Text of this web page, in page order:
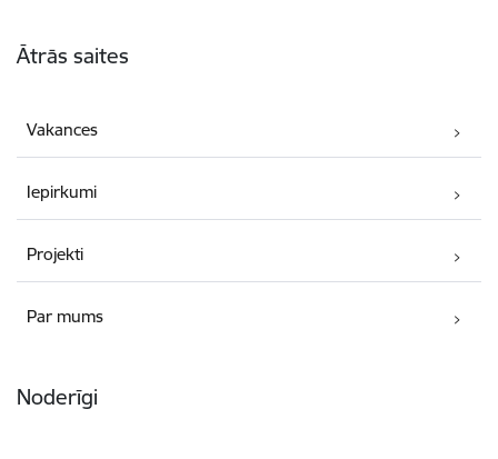
Ātrās saites
Vakances
Iepirkumi
Projekti
Par mums
Noderīgi